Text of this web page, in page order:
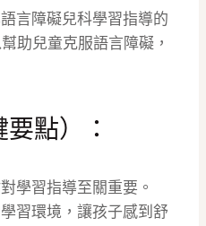
言障礙兒科學習指導的
助兒童克服語言障礙，
點）：
學習指導至關重要。
習環境，讓孩子感到舒